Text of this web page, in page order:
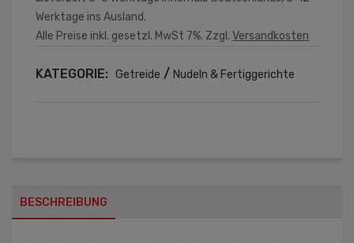
Werktage ins Ausland.
Alle Preise inkl. gesetzl. MwSt 7%. Zzgl. Versandkosten
KATEGORIE: Getreide / Nudeln & Fertiggerichte
BESCHREIBUNG